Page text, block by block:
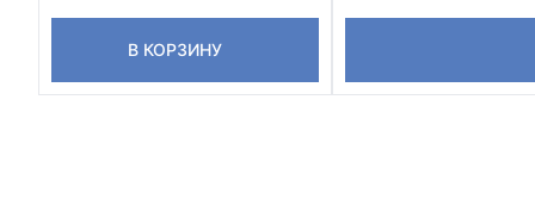
В КОРЗИНУ